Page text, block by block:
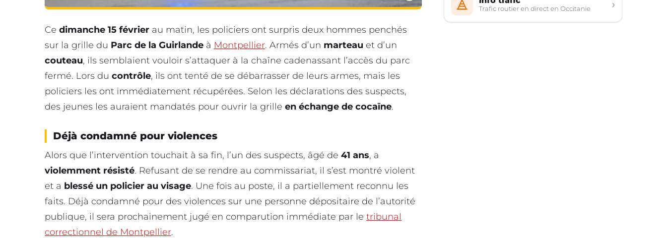
Ce dimanche 15 février au matin, les policiers ont surpris deux hommes penchés
sur la grille du Parc de la Guirlande à Montpellier. Armés d’un marteau et d’un
couteau, ils semblaient vouloir s’attaquer à la chaîne cadenassant l’accès du parc
fermé. Lors du contrôle, ils ont tenté de se débarrasser de leurs armes, mais les
policiers les ont immédiatement récupérées. Selon les déclarations des suspects,
des jeunes les auraient mandatés pour ouvrir la grille en échange de cocaïne.
Déjà condamné pour violences
Alors que l’intervention touchait à sa fin, l’un des suspects, âgé de 41 ans, a
violemment résisté. Refusant de se rendre au commissariat, il s’est montré violent
et a blessé un policier au visage. Une fois au poste, il a partiellement reconnu les
faits. Déjà condamné pour des violences sur une personne dépositaire de l’autorité
publique, il sera prochainement jugé en comparution immédiate par le tribunal
correctionnel de Montpellier.
Trafic routier en direct en Occitanie ›